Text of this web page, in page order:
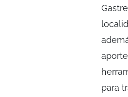
para